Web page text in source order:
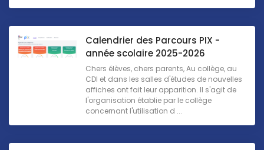
Calendrier des Parcours PIX -
année scolaire 2025-2026
Chers élèves, chers parents, Au collège, au
CDI et dans les salles d'études de nouvelles
affiches ont fait leur apparition. Il s'agit de
l'organisation établie par le collège
concernant l'utilisation d ...